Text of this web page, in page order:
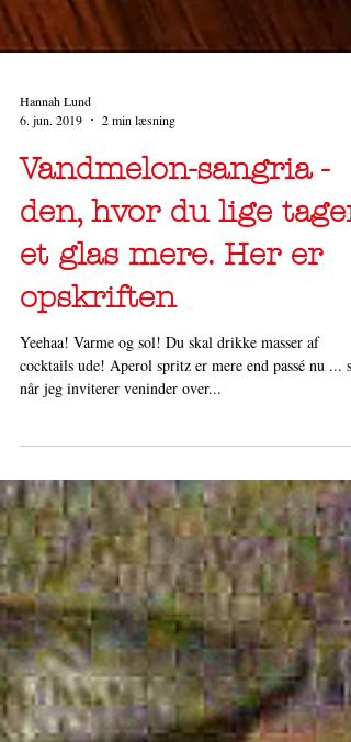
Hannah Lund
6. jun. 2019
2 min læsning
Vandmelon-sangria -
den, hvor du lige tager
et glas mere. Her er
opskriften
Yeehaa! Varme og sol! Du skal drikke masser af
når jeg inviterer veninder over...